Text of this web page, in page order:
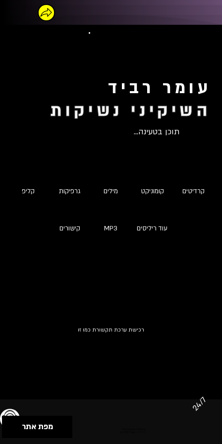
עומר רביד
השיקיני נשיקות
תוכן בטעינה...
קליפ גרפיקות מילים קומוניקט קרדיטים
קישורים MP3 עוד ריליסים
רכישת ערכת תקשורת כמו זו
מפת אתר
24/7